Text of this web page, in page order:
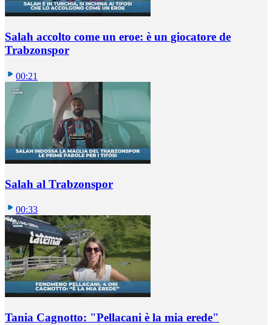
Salah accolto come un eroe: è un giocatore de
Trabzonspor
00:21
Salah al Trabzonspor
00:33
Tania Cagnotto: "Pellacani è la mia erede"